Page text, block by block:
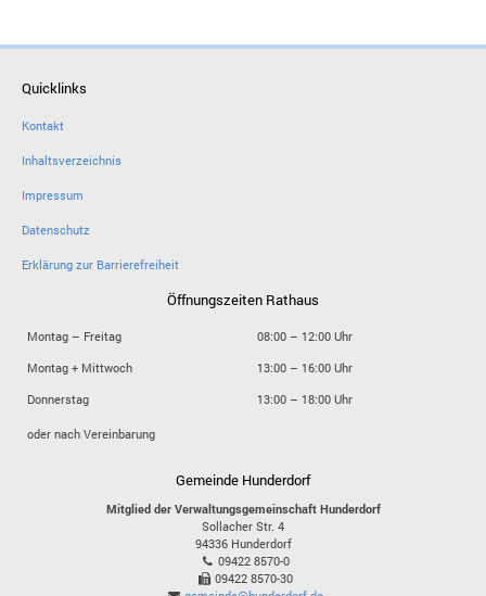
Quicklinks
Kontakt
Inhaltsverzeichnis
Impressum
Datenschutz
Erklärung zur Barrierefreiheit
Öffnungszeiten Rathaus
Montag – Freitag
08:00 – 12:00 Uhr
Montag + Mittwoch
13:00 – 16:00 Uhr
Donnerstag
13:00 – 18:00 Uhr
oder nach Vereinbarung
Gemeinde Hunderdorf
Mitglied der Verwaltungsgemeinschaft Hunderdorf
Sollacher Str. 4
94336 Hunderdorf
09422 8570-0
09422 8570-30